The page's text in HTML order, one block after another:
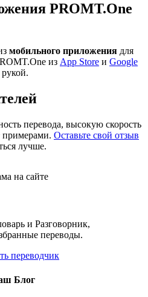
PROMT.One
мобильного приложения для
из App Store и Google
перевода, высокую скорость
примерами. Оставьте свой отзыв
лучше.
на сайте
и Разговорник,
переводы.
Блог